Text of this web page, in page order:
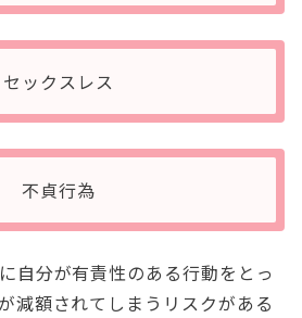
セックスレス
不貞行為
自分が有責性のある行動をとっ
減額されてしまうリスクがある